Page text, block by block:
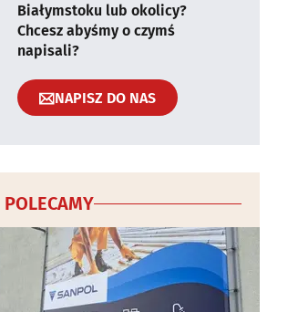
Białymstoku lub okolicy?
Chcesz abyśmy o czymś
napisali?
NAPISZ DO NAS
POLECAMY